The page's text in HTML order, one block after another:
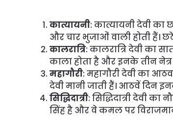
कात्यायनी: कात्यायनी देवी का
और चार भुजाओं वाली होती हैं।
कालरात्रि: कालरात्रि देवी का
काला होता है और इनके तीन नेत्र
महागौरी: महागौरी देवी का
देवी मानी जाती हैं। आठवें दिन
सिद्धिदात्री: सिद्धिदात्री देवी
सिंह है और वे कमल पर